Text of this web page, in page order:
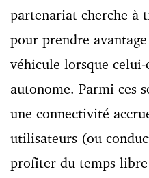
partenariat cherche à
pour prendre
véhicule lorsque
autonome. Parmi ces
une connectivité
utilisateurs (ou
profiter du temps libre